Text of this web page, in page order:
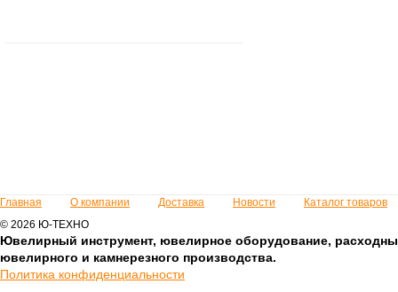
Главная О компании Доставка Новости
Каталог товаров
© 2026 Ю-ТЕХНО
Ювелирный инструмент, ювелирное оборудование,
ювелирного и камнерезного производства.
Политика конфиденциальности